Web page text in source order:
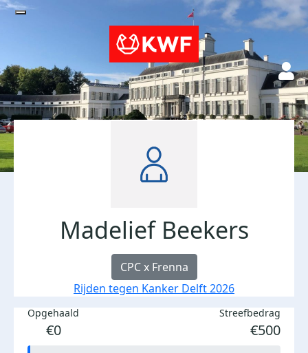
Madelief Beekers
CPC x Frenna
Rijden tegen Kanker Delft 2026
Opgehaald
€0
Streefbedrag
€500